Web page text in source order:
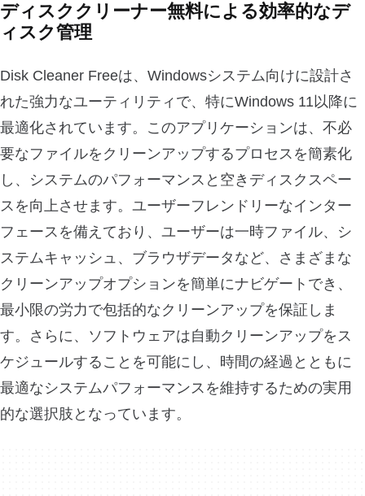
ディスククリーナー無料による効率的なデ
ィスク管理
Disk Cleaner Freeは、Windowsシステム向けに設計さ
れた強力なユーティリティで、特にWindows 11以降に
最適化されています。このアプリケーションは、不必
要なファイルをクリーンアップするプロセスを簡素化
し、システムのパフォーマンスと空きディスクスペー
スを向上させます。ユーザーフレンドリーなインター
フェースを備えており、ユーザーは一時ファイル、シ
ステムキャッシュ、ブラウザデータなど、さまざまな
クリーンアップオプションを簡単にナビゲートでき、
最小限の労力で包括的なクリーンアップを保証しま
す。さらに、ソフトウェアは自動クリーンアップをス
ケジュールすることを可能にし、時間の経過とともに
最適なシステムパフォーマンスを維持するための実用
的な選択肢となっています。